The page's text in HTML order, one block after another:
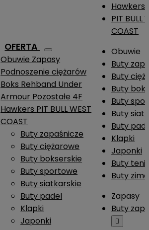
OFERTA
Obuwie Zapasy
Podnoszenie ciężarów
Boks Rehband Under
Armour Pozostałe 4F
Hawkers PIT BULL WEST
COAST
Buty zapaśnicze
Buty ciężarowe
Buty bokserskie
Buty sportowe
Buty siatkarskie
Buty padel
Klapki
Japonki
Hawkers
PIT BULL
COAST
Obuwie
Buty
Buty
Buty
Buty
Buty
Buty
Klapki
Japonki
Buty
Buty
Zapasy
Buty
